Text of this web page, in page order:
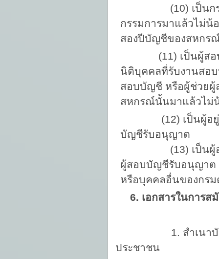
(10) เป็นกรรมก
กรรมการมาแล้วไม่น้
สองปีบัญชีของสหกร
(11) เป็นผู้ส
นิติบุคคลที่รับงานสอ
สอบบัญชี หรือผู้ช่วย
สหกรณ์นั้นมาแล้วไม่
(12) เป็นผู้อ
บัญชีรับอนุญาต
(13) เป็นผู้อยู่ระ
ผู้สอบบัญชีรับอนุญาต
หรือบุคคลอื่นของกร
6. เอกสารในการสมั
1. สำเนาบัตรป
ประชาชน